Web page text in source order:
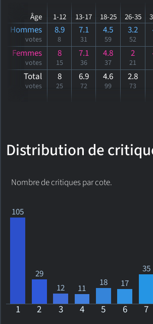
Âge 1-12 13-17 18-25 26-35
Hommes
votes
8.9
8
7.1
31
4.5
59
3.2
52
Femmes
votes
8
15
7.1
36
4.8
37
2
21
Total
votes
8
25
6.9
72
4.6
99
2.8
73
Distribution de
Nombre de critiques par cote.
105
29
12
11 18 17
35
1 2 3 4 5 6 7